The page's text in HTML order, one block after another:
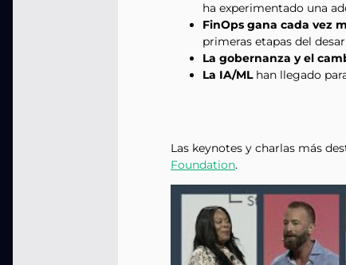
ha experimentado una
FinOps gana cada vez
primeras etapas del
La gobernanza y el
La IA/MLhan llegado
Las keynotes y charlas más
Foundation.